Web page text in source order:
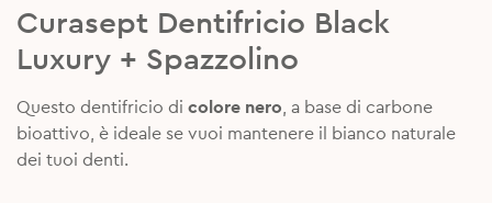
Curasept Dentifricio Black
Luxury + Spazzolino
Questo dentifricio di colore nero, a base di carbone
bioattivo, è ideale se vuoi mantenere il bianco naturale
dei tuoi denti.